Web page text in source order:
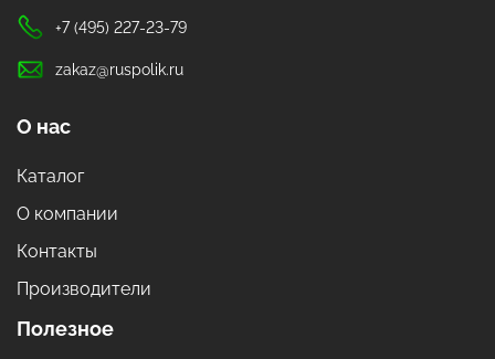
+7 (495) 227-23-79
zakaz@ruspolik.ru
О нас
Каталог
О компании
Контакты
Производители
Полезное